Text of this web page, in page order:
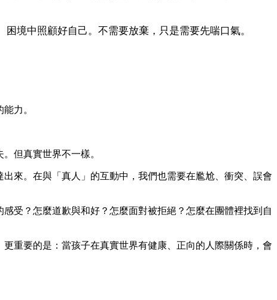
境中照顧好自己。不需要放棄，只是需要先喘口氣。
力。
但真實世界不一樣。
來。在與「真人」的互動中，我們也需要在尷尬、衝突、誤會
受？怎麼道歉與和好？怎麼面對被拒絕？怎麼在團體裡找到自
重要的是：當孩子在真實世界有健康、正向的人際關係時，會